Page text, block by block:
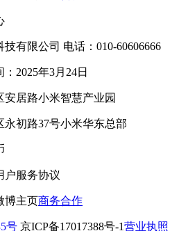
有限公司 电话：010-60606666
2025年3月24日
居路小米智慧产业园
初路37号小米华东总部
户服务协议
博主页商务合作
号 京ICP备17017388号-1营业执照